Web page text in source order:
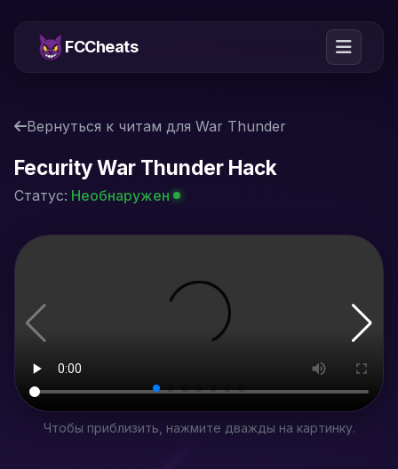
FCCheats
Вернуться к читам для War Thunder
Fecurity War Thunder Hack
Статус: Необнаружен
Чтобы приблизить, нажмите дважды на картинку.